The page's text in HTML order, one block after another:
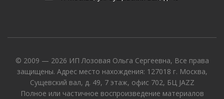
© 2009 — 2026 ИП Лозовая Ольга Сергеевна, Все права
защищены. Адрес место нахождения: 127018 г. Москва,
Сущевский вал, д. 49, 7 этаж, офис 702, БЦ JAZZ
Полное или частичное воспроизведение материалов